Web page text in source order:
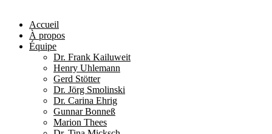
Accueil
À propos
Équipe
Dr. Frank Kailuweit
Henry Uhlemann
Gerd Stötter
Dr. Jörg Smolinski
Dr. Carina Ehrig
Gunnar Bonneß
Marion Thees